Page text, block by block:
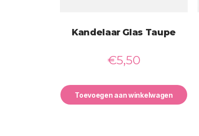
Kandelaar Glas Taupe
€5,50
Toevoegen aan winkelwagen